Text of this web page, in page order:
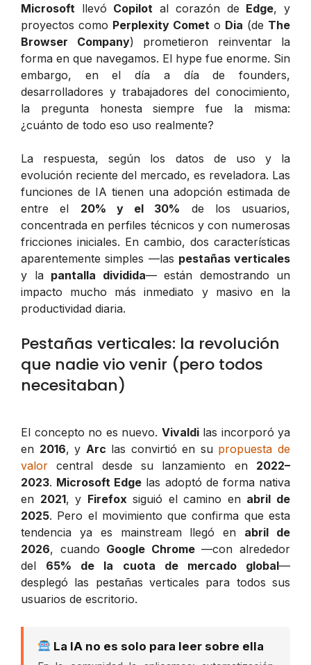
Microsoft llevó Copilot al corazón de Edge, y
proyectos como Perplexity Comet o Dia (de The
Browser Company) prometieron reinventar la
forma en que navegamos. El hype fue enorme. Sin
embargo, en el día a día de founders,
desarrolladores y trabajadores del conocimiento,
la pregunta honesta siempre fue la misma:
¿cuánto de todo eso uso realmente?
La respuesta, según los datos de uso y la
evolución reciente del mercado, es reveladora. Las
funciones de IA tienen una adopción estimada de
entre el 20% y el 30% de los usuarios,
concentrada en perfiles técnicos y con numerosas
fricciones iniciales. En cambio, dos características
aparentemente simples —las pestañas verticales
y la pantalla dividida— están demostrando un
impacto mucho más inmediato y masivo en la
productividad diaria.
Pestañas verticales: la revolución
que nadie vio venir (pero todos
necesitaban)
El concepto no es nuevo. Vivaldilas incorporó ya
en 2016, y Arc las convirtió en su propuesta de
valor central desde su lanzamiento en 2022–
2023. Microsoft Edge las adoptó de forma nativa
en 2021, y Firefox siguió el camino en abril de
2025. Pero el movimiento que confirma que esta
tendencia ya es mainstream llegó en abril de
2026, cuando Google Chrome—con alrededor
del 65% de la cuota de mercado global—
desplegó las pestañas verticales para todos sus
usuarios de escritorio.
La IA no es solo para leer sobre ella